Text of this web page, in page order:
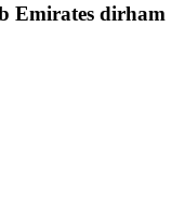
Emirates dirham